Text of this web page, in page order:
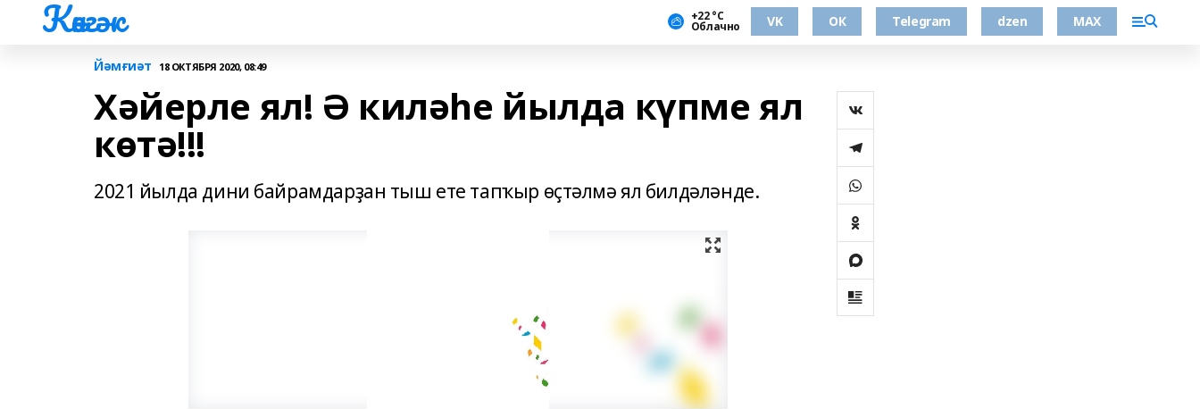
Көнгәк +22 °С
Облачно VK ОК Telegram dzen MAX
Йәмғиәт 18 ОКТЯБРЯ 2020, 08:49
Хәйерле ял! Ә киләһе йылда күпме ял
көтә!!!
2021 йылда дини байрамдарҙан тыш ете тапҡыр өҫтәлмә ял билдәләнде.